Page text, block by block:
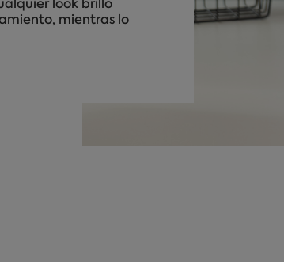
look brillo
mientras lo